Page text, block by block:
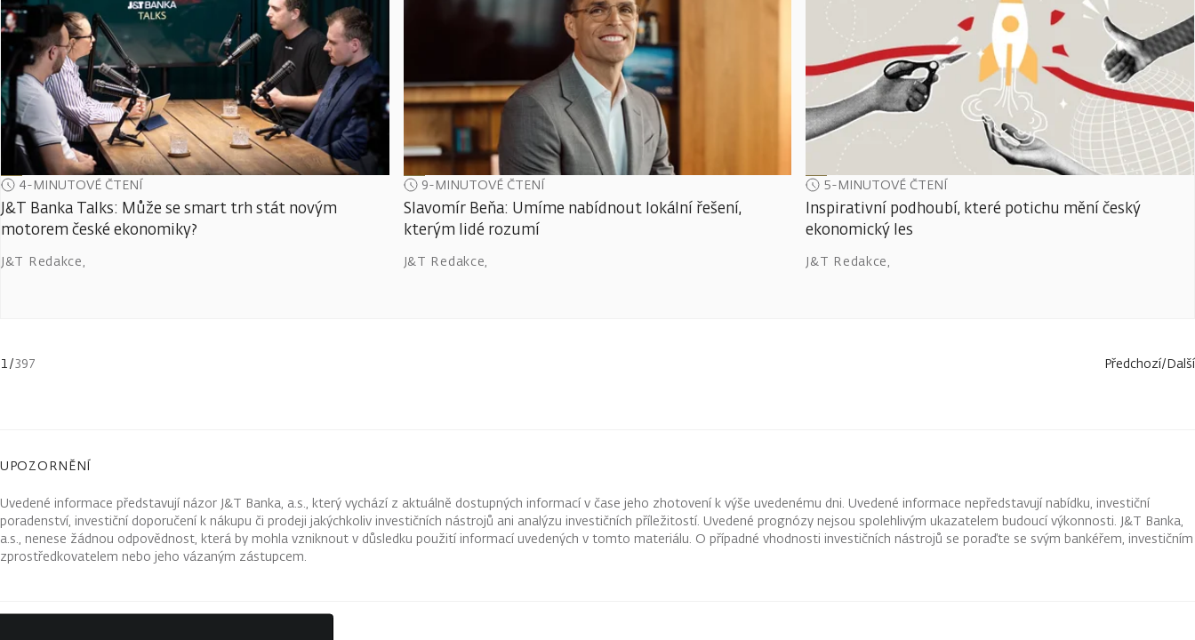
4-MINUTOVÉ ČTENÍ
J&T Banka Talks: Může se smart trh stát novým
motorem české ekonomiky?
J&T Redakce,
9-MINUTOVÉ ČTENÍ
Slavomír Beňa: Umíme nabídnout lokální řešení,
kterým lidé rozumí
J&T Redakce,
5-MINUTOVÉ ČTENÍ
Inspirativní podhoubí, které potichu mění český
ekonomický les
J&T Redakce,
1/397 Předchozí/Další
UPOZORNĚNÍ
Uvedené informace představují názor J&T Banka, a.s., který vychází z aktuálně dostupných informací v čase jeho zhotovení k výše uvedenému dni. Uvedené informace nepředstavují nabídku, investiční
poradenství, investiční doporučení k nákupu či prodeji jakýchkoliv investičních nástrojů ani analýzu investičních příležitostí. Uvedené prognózy nejsou spolehlivým ukazatelem budoucí výkonnosti. J&T Banka,
a.s., nenese žádnou odpovědnost, která by mohla vzniknout v důsledku použití informací uvedených v tomto materiálu. O případné vhodnosti investičních nástrojů se poraďte se svým bankéřem, investičním
zprostředkovatelem nebo jeho vázaným zástupcem.